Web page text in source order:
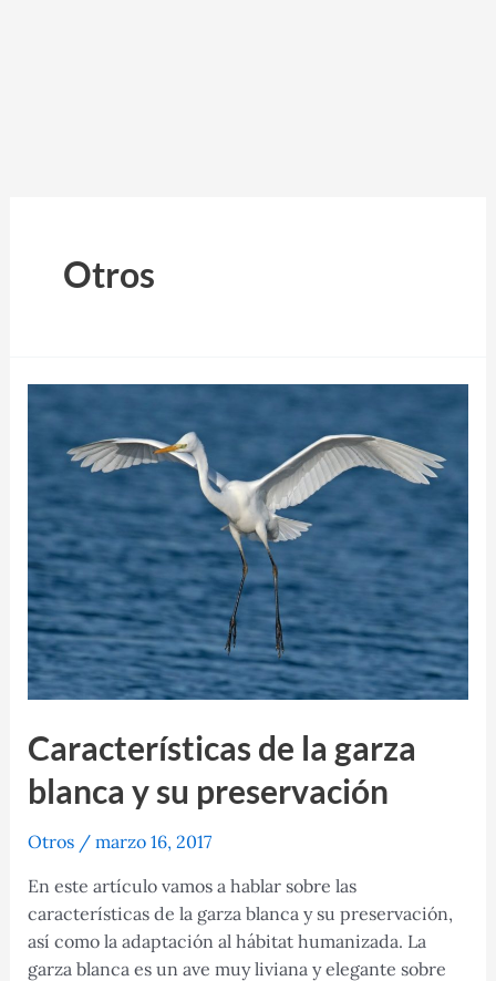
Otros
Características de la garza
blanca y su preservación
Otros/ marzo 16, 2017
En este artículo vamos a hablar sobre las
características de la garza blanca y su preservación,
así como la adaptación al hábitat humanizada. La
garza blanca es un ave muy liviana y elegante sobre